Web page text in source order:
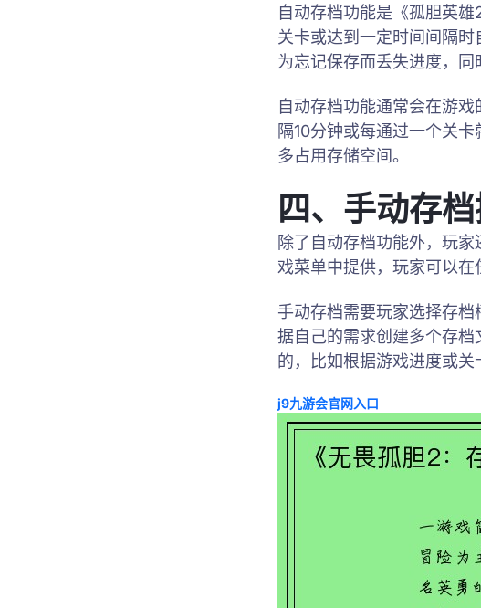
自动存档功能是《孤胆英
关卡或达到一定时间间隔
为忘记保存而丢失进度，同
自动存档功能通常会在游
隔10分钟或每通过一个关
多占用存储空间。
四、手动存
除了自动存档功能外，玩
戏菜单中提供，玩家可以在
手动存档需要玩家选择存
据自己的需求创建多个存
的，比如根据游戏进度或关
j9九游会官网入口